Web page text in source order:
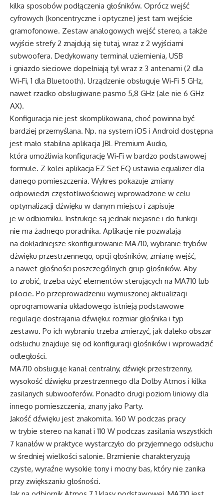
kilka sposobów podłączenia głośników. Oprócz wejść
cyfrowych (koncentryczne i optyczne) jest tam wejście
gramofonowe. Zestaw analogowych wejść stereo, a także
wyjście strefy 2 znajdują się tutaj, wraz z 2 wyjściami
subwoofera. Dedykowany terminal uziemienia, USB
i gniazdo sieciowe dopełniają tył wraz z 3 antenami (2 dla
Wi-Fi, 1 dla Bluetooth). Urządzenie obsługuje Wi-Fi 5 GHz,
nawet rzadko obsługiwane pasmo 5,8 GHz (ale nie 6 GHz
AX).
Konfiguracja nie jest skomplikowana, choć powinna być
bardziej przemyślana. Np. na system iOS i Android dostępna
jest mało stabilna aplikacja JBL Premium Audio,
która umożliwia konfigurację Wi-Fi w bardzo podstawowej
formule. Z kolei aplikacja EZ Set EQ ustawia equalizer dla
danego pomieszczenia. Wykres pokazuje zmiany
odpowiedzi częstotliwościowej wprowadzone w celu
optymalizacji dźwięku w danym miejscu i zapisuje
je w odbiorniku. Instrukcje są jednak niejasne i do funkcji
nie ma żadnego poradnika. Aplikacje nie pozwalają
na dokładniejsze skonfigurowanie MA710, wybranie trybów
dźwięku przestrzennego, opcji głośników, zmianę wejść,
a nawet głośności poszczególnych grup głośników. Aby
to zrobić, trzeba użyć elementów sterujących na MA710 lub
pilocie. Po przeprowadzeniu wymuszonej aktualizacji
oprogramowania układowego istnieją podstawowe
regulacje dostrajania dźwięku: rozmiar głośnika i typ
zestawu. Po ich wybraniu trzeba zmierzyć, jak daleko obszar
odsłuchu znajduje się od konfiguracji głośników i wprowadzić
odległości.
MA710 obsługuje kanał centralny, dźwięk przestrzenny,
wysokość dźwięku przestrzennego dla Dolby Atmos i kilka
zasilanych subwooferów. Ponadto drugi poziom liniowy dla
innego pomieszczenia, znany jako Party.
Jakość dźwięku jest znakomita. 160 W podczas pracy
w trybie stereo na kanał i 110 W podczas zasilania wszystkich
7 kanałów w praktyce wystarczyło do przyjemnego odsłuchu
w średniej wielkości salonie. Brzmienie charakteryzują
czyste, wyraźne wysokie tony i mocny bas, który nie zanika
przy zwiększaniu głośności.